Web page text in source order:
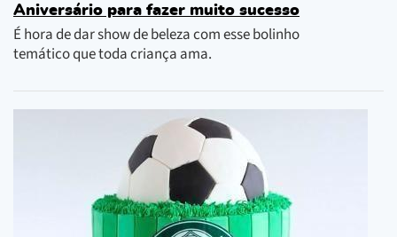
Aniversário para fazer muito sucesso
É hora de dar show de beleza com esse bolinho
temático que toda criança ama.